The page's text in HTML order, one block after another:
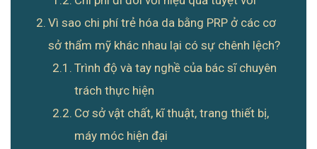
Vì sao chi phí trẻ hóa da bằng PRP ở các cơ
sở thẩm mỹ khác nhau lại có sự chênh lệch?
Trình độ và tay nghề của bác sĩ chuyên
trách thực hiện
Cơ sở vật chất, kĩ thuật, trang thiết bị,
máy móc hiện đại